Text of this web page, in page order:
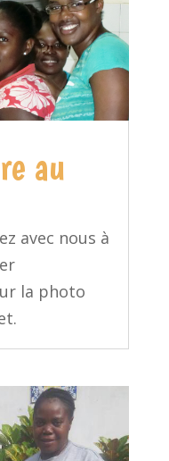
au
avec nous à
la photo